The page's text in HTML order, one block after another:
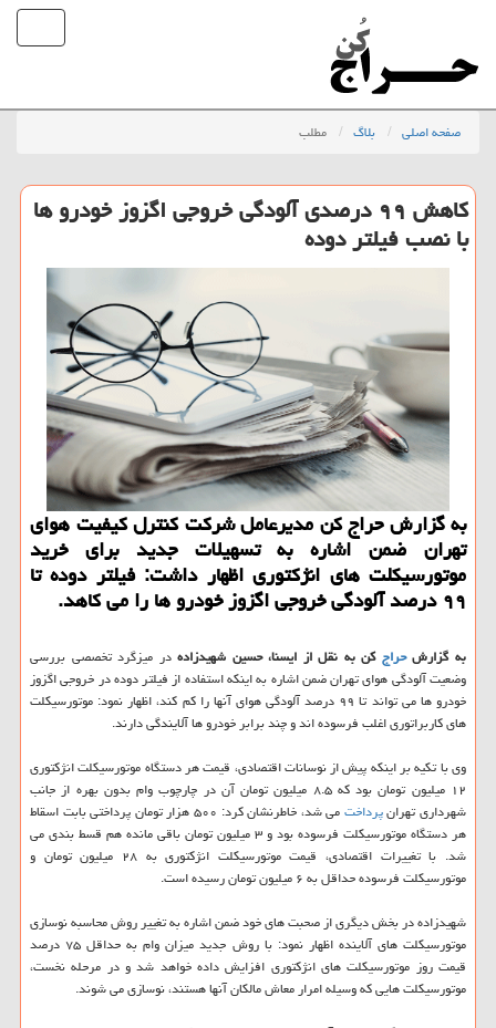
صفحه اصلی بلاگ مطلب
كاهش ۹۹ درصدی آلودگی خروجی اگزوز خودرو ها
با نصب فیلتر دوده
به گزارش حراج کن مدیرعامل شرکت کنترل کیفیت هوای
تهران ضمن اشاره به تسهیلات جدید برای خرید
موتورسیکلت های انژکتوری اظهار داشت: فیلتر دوده تا
۹۹ درصد آلودگی خروجی اگزوز خودرو ها را می کاهد.
به گزارشحراج کن به نقل از ایسنا، حسین شهیدزادهدر میزگرد تخصصی بررسی
وضعیت آلودگی هوای تهران ضمن اشاره به اینکه استفاده از فیلتر دوده در خروجی اگزوز
خودرو ها می تواند تا ۹۹ درصد آلودگی هوای آنها را کم کند، اظهار نمود: موتورسیکلت
های کاربراتوری اغلب فرسوده اند و چند برابر خودرو ها آلایندگی دارند.
وی با تکیه بر اینکه پیش از نوسانات اقتصادی، قیمت هر دستگاه موتورسیکلت انژکتوری
۱۲ میلیون تومان بود که ۸.۵ میلیون تومان آن در چارچوب وام بدون بهره از جانب
شهرداری تهرانپرداخت
می شد، خاطرنشان کرد: ۵۰۰ هزار تومان پرداختی بابت اسقاط
هر دستگاه موتورسیکلت فرسوده بود و ۳ میلیون تومان باقی مانده هم قسط بندی می
شد. با تغییرات اقتصادی، قیمت موتورسیکلت انژکتوری به ۲۸ میلیون تومان و
موتورسیکلت فرسوده حداقل به ۶ میلیون تومان رسیده است.
شهیدزاده در بخش دیگری از صحبت های خود ضمن اشاره به تغییر روش محاسبه نوسازی
موتورسیکلت های آلاینده اظهار نمود: با روش جدید میزان وام به حداقل ۷۵ درصد
قیمت روز موتورسیکلت های انژکتوری افزایش داده خواهد شد و در مرحله نخست،
موتورسیکلت هایی که وسیله امرار معاش مالکان آنها هستند، نوسازی می شوند.